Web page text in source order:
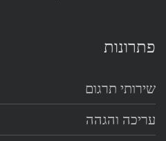
פתרונות
שירותי תרגום
עריכה והגהה